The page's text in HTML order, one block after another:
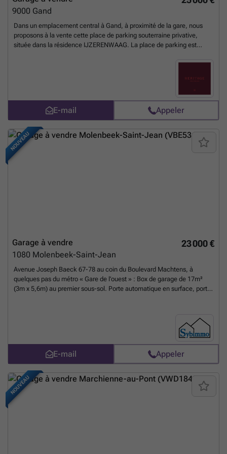
9000 Gand
Dans un emplacement central à Gand, à proximité de la gare, nous
proposons à la vente cette place de parking souterraine privative,
située dans la résidence IJZERENWAAG. La place de parking est
CARACTÉRISTIQUES : • Identification : numéro 15 • Situation :
accessible • Emplacement idéal à proximité de la gare Cette place de
parking dans un emplacement de choix vous intéresse ? N'hésitez pas
à nous contacter pour plus d'informations. Simon ### ou ###En
savoir plus ? E-mail Appeler
NOUVEAU
23 000 €
Garage à vendre
1080 Molenbeek-Saint-Jean
Avenue Joseph Baeck 67-78 au coin du Boulevard Machtens, à
quelques pas du métro « Gare de l’ouest » : Box de garage de 17m²
(3m x 5,6m) au premier sous-sol. Porte automatique en surface, porte
E-mail Appeler
NOUVEAU